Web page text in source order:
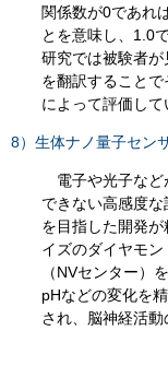
関係数が0であれ
とを意味し、1.0
研究では被験者
を翻訳すること
によって評価して
8）生体ナノ量子セン
電子や光子など
できない高感度
を目指した開発
イズのダイヤモ
（NVセンター）
pHなどの変化を
され、脳神経活動